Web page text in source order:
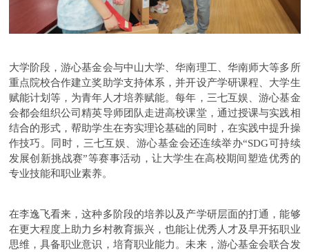
大学阶段，游心基金会与中山大学、华南理工、华南师大等多所
重点院校合作建立奖助学支持体系，并开设产学研课程、大学生
赋能计划等，为青年人才培养赋能。每年，三七互娱、游心基金
会都会组织公司精英导师团队走进高校课堂，通过授课与实践相
结合的形式，帮助学生在夯实理论基础的同时，在实践中提升操
作技巧。同时，三七互娱、游心基金会还连续举办“SDG可持续
发展创新挑战赛”等赛事活动，让大学生在高校期间塑造优秀的
专业技能和职业素养。
在李逸飞看来，这种多阶段的培养以及产学研层面的打通，能够
在更大程度上助力乡村教育振兴，也能让优秀人才及早开拓职业
思维，具备职业意识，培育职业能力。未来，游心基金会联合发